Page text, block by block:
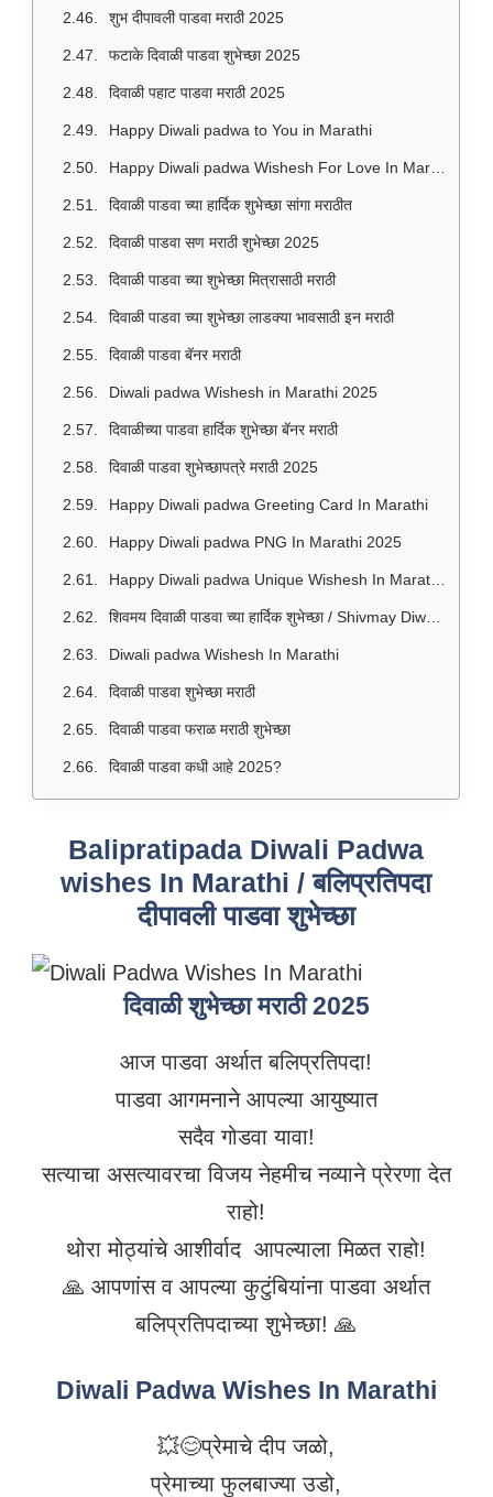
शुभ दीपावली पाडवा मराठी 2025
फटाके दिवाळी पाडवा शुभेच्छा 2025
दिवाळी पहाट पाडवा मराठी 2025
Happy Diwali padwa to You in Marathi
Happy Diwali padwa Wishesh For Love In Marathi
दिवाळी पाडवा च्या हार्दिक शुभेच्छा सांगा मराठीत
दिवाळी पाडवा सण मराठी शुभेच्छा 2025
दिवाळी पाडवा च्या शुभेच्छा मित्रासाठी मराठी
दिवाळी पाडवा च्या शुभेच्छा लाडक्या भावसाठी इन मराठी
दिवाळी पाडवा बॅनर मराठी
Diwali padwa Wishesh in Marathi 2025
दिवाळीच्या पाडवा हार्दिक शुभेच्छा बॅनर मराठी
दिवाळी पाडवा शुभेच्छापत्रे मराठी 2025
Happy Diwali padwa Greeting Card In Marathi
Happy Diwali padwa PNG In Marathi 2025
Happy Diwali padwa Unique Wishesh In Marathi / दिवाळी पाडवा शुभेच्छा
शिवमय दिवाळी पाडवा च्या हार्दिक शुभेच्छा / Shivmay Diwali padwa Wishesh In Marathi
Diwali padwa Wishesh In Marathi
दिवाळी पाडवा शुभेच्छा मराठी
दिवाळी पाडवा फराळ मराठी शुभेच्छा
दिवाळी पाडवा कधी आहे 2025?
Balipratipada Diwali Padwa
wishes In Marathi / बलिप्रतिपदा
दीपावली पाडवा शुभेच्छा
दिवाळी शुभेच्छा मराठी 2025
आज पाडवा अर्थात बलिप्रतिपदा!
पाडवा आगमनाने आपल्या आयुष्यात
सदैव गोडवा यावा!
सत्याचा असत्यावरचा विजय नेहमीच नव्याने प्रेरणा देत
राहो!
थोरा मोठ्यांचे आशीर्वाद आपल्याला मिळत राहो!
🙏 आपणांस व आपल्या कुटुंबियांना पाडवा अर्थात
बलिप्रतिपदाच्या शुभेच्छा! 🙏
Diwali Padwa Wishes In Marathi
💥😊प्रेमाचे दीप जळो,
प्रेमाच्या फुलबाज्या उडो,